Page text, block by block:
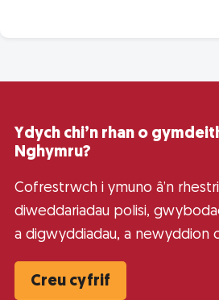
Ydych chi’n rhan o
Nghymru?
Cofrestrwch i ymuno â’n
diweddariadau polisi,
a digwyddiadau, a newyddion
Creu cyfrif